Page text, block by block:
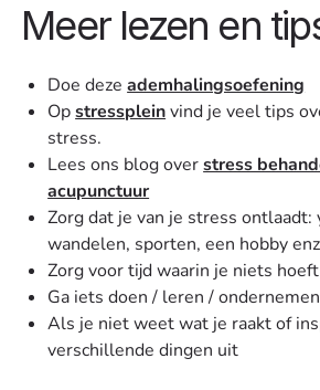
Meer lezen en
Doe dezeademhalingsoefening
Opstresspleinvind je veel tips
stress.
Lees ons blog overstress
acupunctuur
Zorg dat je van je stress ontlaadt:
wandelen, sporten, een hobby
Zorg voor tijd waarin je niets
Ga iets doen / leren /
Als je niet weet wat je raakt of
verschillende dingen uit